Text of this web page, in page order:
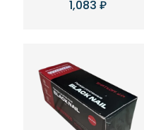
1,083₽